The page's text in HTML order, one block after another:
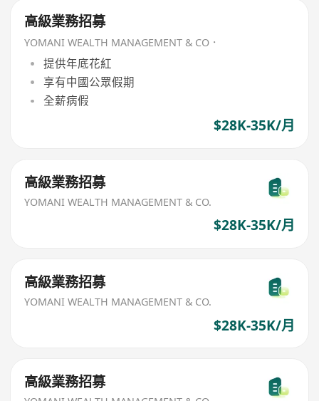
高級業務招募
YOMANI WEALTH MANAGEMENT & CO．
提供年底花紅
享有中國公眾假期
全薪病假
$28K-35K/月
高級業務招募
YOMANI WEALTH MANAGEMENT & CO.
$28K-35K/月
高級業務招募
YOMANI WEALTH MANAGEMENT & CO.
$28K-35K/月
高級業務招募